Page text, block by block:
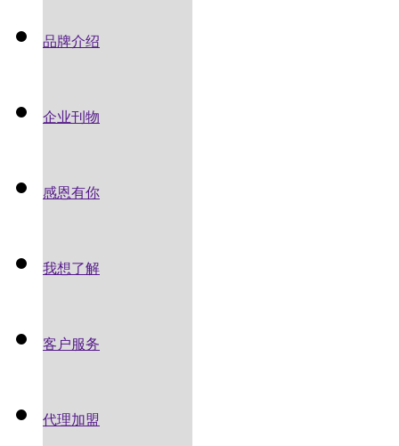
品牌介绍
企业刊物
感恩有你
我想了解
客户服务
代理加盟